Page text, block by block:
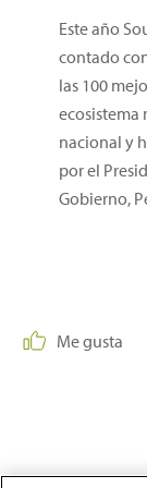
Este año
contado
las 100
ecosistema
nacional y
por el
Gobierno,
Me gusta